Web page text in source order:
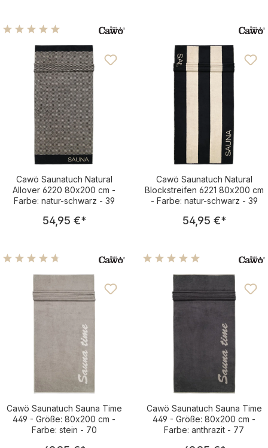
Durchschnittliche Bewertung von 5 von 5 Sternen
Cawö Saunatuch Natural
Allover 6220 80x200 cm -
Farbe: natur-schwarz - 39
Regulärer Preis:
54,95 €*
Cawö Saunatuch Natural
Blockstreifen 6221 80x200 cm
- Farbe: natur-schwarz - 39
Regulärer
54,95 €*
Durchschnittliche Bewertung von 4.83 von 5 Sternen
Cawö Saunatuch Sauna Time
449 - Größe: 80x200 cm -
Farbe: stein - 70
Regulärer Preis:
Durchschnittliche
Cawö Saunatuch Sauna Time
449 - Größe: 80x200 cm -
Farbe: anthrazit - 77
Regulärer